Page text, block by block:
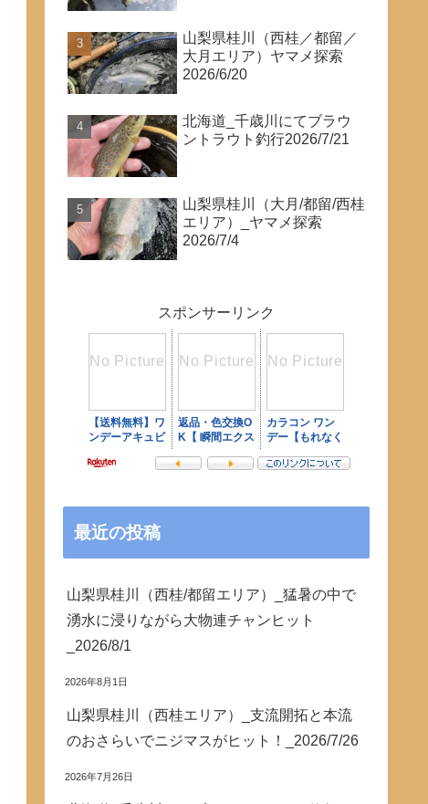
山梨県桂川（西桂／都留／
大月エリア）ヤマメ探索
2026/6/20
北海道_千歳川にてブラウ
ントラウト釣行2026/7/21
山梨県桂川（大月/都留/西桂
エリア）_ヤマメ探索
2026/7/4
スポンサーリンク
最近の投稿
山梨県桂川（西桂/都留エリア）_猛暑の中で
湧水に浸りながら大物連チャンヒット
_2026/8/1
2026年8月1日
山梨県桂川（西桂エリア）_支流開拓と本流
のおさらいでニジマスがヒット！_2026/7/26
2026年7月26日